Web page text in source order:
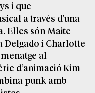
i que
a través d’una
Elles són Maite
Delgado i Charlotte
al
d’animació Kim
punk amb